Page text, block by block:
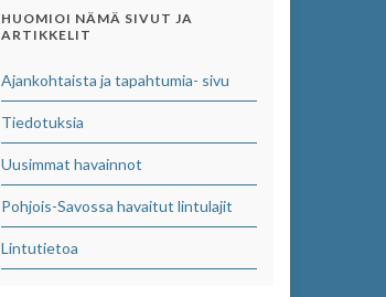
HUOMIOI NÄMÄ SIVUT JA
ARTIKKELIT
Ajankohtaista ja tapahtumia- sivu
Tiedotuksia
Uusimmat havainnot
Pohjois-Savossa havaitut lintulajit
Lintutietoa